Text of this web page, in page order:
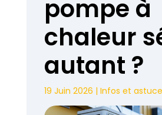
pompe à
chaleur
autant ?
19 Juin 2026 | Infos et